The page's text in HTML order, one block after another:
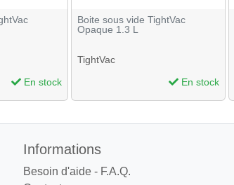
En stock
Boite sous vide TightVac
Opaque 1.3 L
TightVac
En stock
Informations
Besoin d'aide - F.A.Q.